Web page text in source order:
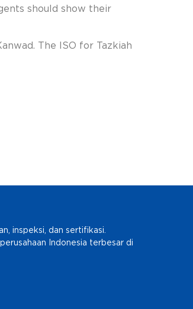
should show their
The ISO for Tazkiah
inspeksi, dan sertifikasi.
Indonesia terbesar di